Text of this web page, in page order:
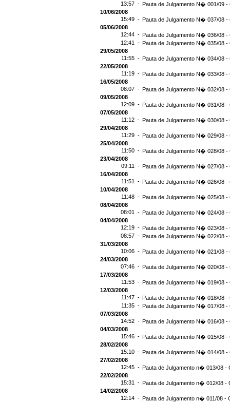
13:57 - Pauta de Julgamento N� 001/09 -
10/06/2008
15:49 - Pauta de Julgamento N� 037/08 -
05/06/2008
12:44 - Pauta de Julgamento N� 036/08 -
12:41 - Pauta de Julgamento N� 035/08 -
29/05/2008
11:55 - Pauta de Julgamento N� 034/08 -
22/05/2008
11:19 - Pauta de Julgamento N� 033/08 -
16/05/2008
08:07 - Pauta de Julgamento N� 032/08 -
09/05/2008
12:09 - Pauta de Julgamento N� 031/08 -
07/05/2008
11:12 - Pauta de Julgamento N� 030/08 -
29/04/2008
11:29 - Pauta de Julgamento N� 029/08 -
25/04/2008
11:50 - Pauta de Julgamento N� 028/08 -
23/04/2008
09:11 - Pauta de Julgamento N� 027/08 -
16/04/2008
11:51 - Pauta de Julgamento N� 026/08 -
10/04/2008
11:48 - Pauta de Julgamento N� 025/08 -
08/04/2008
08:01 - Pauta de Julgamento N� 024/08 -
04/04/2008
12:19 - Pauta de Julgamento N� 023/08 -
08:57 - Pauta de Julgamento N� 022/08 -
31/03/2008
10:06 - Pauta de Julgamento N� 021/08 -
24/03/2008
07:46 - Pauta de Julgamento N� 020/08 -
17/03/2008
11:53 - Pauta de Julgamento N� 019/08 -
12/03/2008
11:47 - Pauta de Julgamento N� 018/08 -
11:35 - Pauta de Julgamento N� 017/08 -
07/03/2008
14:52 - Pauta de Julgamento N� 016/08 -
04/03/2008
15:46 - Pauta de Julgamento N� 015/08 -
28/02/2008
15:10 - Pauta de Julgamento N� 014/08 -
27/02/2008
12:45 - Pauta de Julgamento n� 013/08 -
22/02/2008
15:31 - Pauta de Julgamento n� 012/08 -
14/02/2008
12:14 - Pauta de Julgamento n� 011/08 -